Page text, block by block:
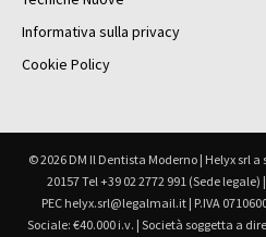
Informativa sulla privacy
Cookie Policy
© 2026 DM Il Dentista Moderno | Helyx srl
20157 Tel +39 02 2772 991 (Sede
PEC helyx.srl@legalmail.it | P.IVA
Sociale: €40.000 i.v. | Società soggetta a